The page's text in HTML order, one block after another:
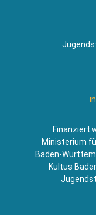
Finanziert
Ministerium
Baden-
Kultus